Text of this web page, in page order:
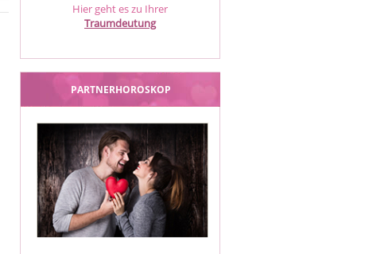
Hier geht es zu Ihrer
Traumdeutung
PARTNERHOROSKOP